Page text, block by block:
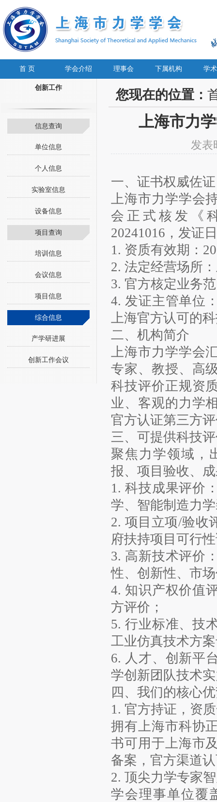
首 页 学会介绍 理事会 下属机构 学
创新工作
信息查询
单位信息
个人信息
实验室信息
设备信息
项目查询
培训信息
会议信息
项目信息
综合信息
产学研进展
创新工作会议
您现在的位置：
上海市力
发表
一、证书权威佐证
上海市力学学会
会正式核发《
20241016，发证
1. 资质有效期：
2. 法定经营场所
3. 官方核定业务
4. 发证主管单位
上海官方认可的
二、机构简介
上海市力学学会
专家、教授、高
科技评价正规资
业、客观的力学
官方认证第三方
三、可提供科技
聚焦力学领域，
报、项目验收、
1. 科技成果评价
学、智能制造力
2. 项目立项/验收
府扶持项目可行
3. 高新技术评价
性、创新性、市
4. 知识产权价值
方评价；
5. 行业标准、技
工业仿真技术方
6. 人才、创新平
学创新团队技术
四、我们的核心
1. 官方持证，资
拥有上海市科协
书可用于上海市
备案，官方渠道
2. 顶尖力学专家
学会理事单位覆